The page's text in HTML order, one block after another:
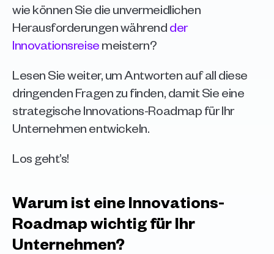
wie können Sie die unvermeidlichen
Herausforderungen während der
Innovationsreise meistern?
Lesen Sie weiter, um Antworten auf all diese
dringenden Fragen zu finden, damit Sie eine
strategische Innovations-Roadmap für Ihr
Unternehmen entwickeln.
Los geht’s!
Warum ist eine Innovations-
Roadmap wichtig für Ihr
Unternehmen?